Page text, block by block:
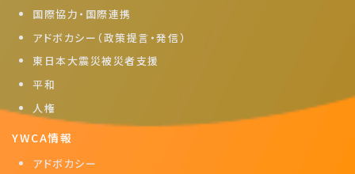
国際協力・国際連携
アドボカシー（政策提言・発信）
東日本大震災被災者支援
平和
人権
YWCA情報
アドボカシー